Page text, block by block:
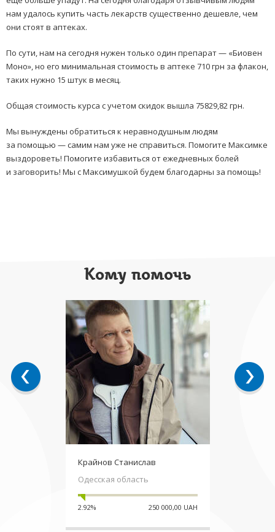
нам удалось купить часть лекарств существенно дешевле, чем
они стоят в аптеках.
По сути, нам на сегодня нужен только один препарат — «Биовен
Моно», но его минимальная стоимость в аптеке 710 грн за флакон,
таких нужно 15 штук в месяц.
Общая стоимость курса с учетом скидок вышла 75829,82 грн.
Мы вынуждены обратиться к неравнодушным людям
за помощью — самим нам уже не справиться. Помогите Максимке
выздороветь! Помогите избавиться от ежедневных болей
и заговорить! Мы с Максимушкой будем благодарны за помощь!
Кому помочь
Крайнов Станислав
Одесская область
2.92% 250 000,00 UAH